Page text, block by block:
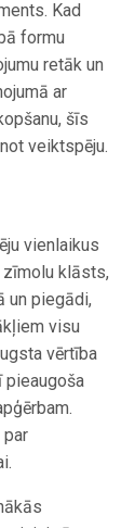
Kad
formu
retāk un
ar
šīs
veiktspēju.
vienlaikus
klāsts,
un piegādi,
visu
vērtība
pieaugoša
par